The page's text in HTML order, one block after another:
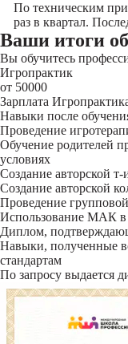
По техническим
раз в квартал.
Ваши итоги
Вы обучитесь
Игропрактик
от 50000
Зарплата
Навыки после
Проведение
Обучение родителей
условиях
Создание авторской
Создание авторской
Проведение
Использование МАК в
Диплом,
Навыки, полученные
стандартам
По запросу выдается